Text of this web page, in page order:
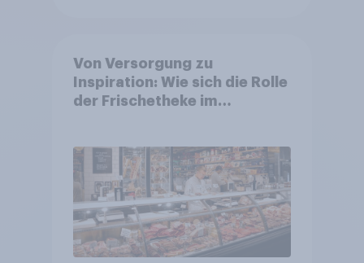
Von Versorgung zu
Inspiration: Wie sich die Rolle
der Frischetheke im